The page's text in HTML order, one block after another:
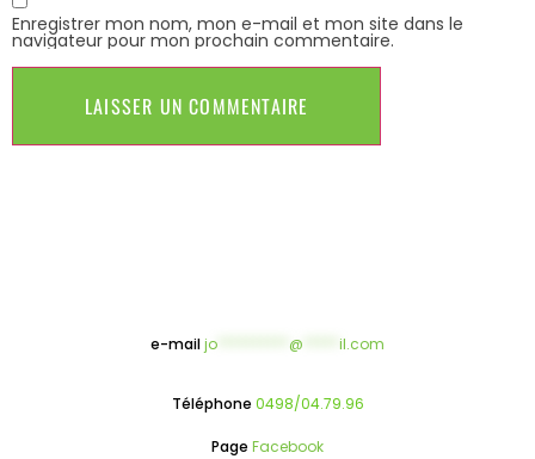
Enregistrer mon nom, mon e-mail et mon site dans le
navigateur pour mon prochain commentaire.
e-mailjo @ il.com
Téléphone 0498/04.79.96
Page Facebook